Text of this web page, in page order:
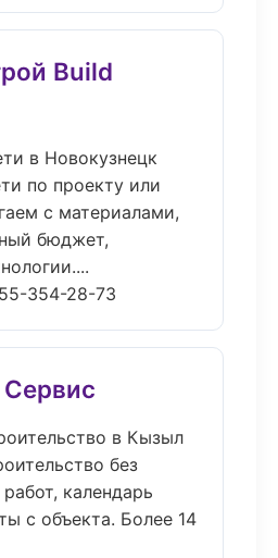
Build
в Новокузнецк
по проекту или
с материалами,
бюджет,
354-28-73
в Кызыл
без
календарь
с объекта. Более 14